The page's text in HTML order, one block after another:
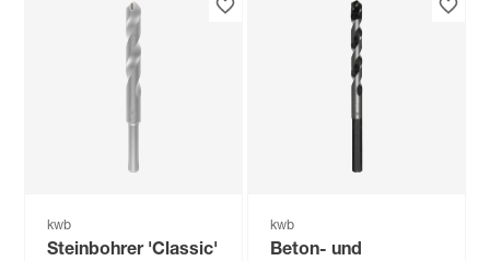
kwb
Steinbohrer 'Classic'
kwb
Beton- und